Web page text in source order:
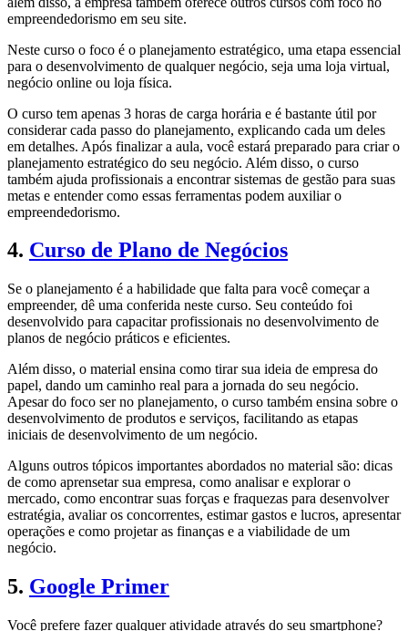
empreendedorismo em seu site.
Neste curso o foco é o planejamento estratégico, uma etapa essencial
para o desenvolvimento de qualquer negócio, seja uma loja virtual,
negócio online ou loja física.
O curso tem apenas 3 horas de carga horária e é bastante útil por
considerar cada passo do planejamento, explicando cada um deles
em detalhes. Após finalizar a aula, você estará preparado para criar o
planejamento estratégico do seu negócio. Além disso, o curso
também ajuda profissionais a encontrar sistemas de gestão para suas
metas e entender como essas ferramentas podem auxiliar o
empreendedorismo.
4. Curso de Plano de Negócios
Se o planejamento é a habilidade que falta para você começar a
empreender, dê uma conferida neste curso. Seu conteúdo foi
desenvolvido para capacitar profissionais no desenvolvimento de
planos de negócio práticos e eficientes.
Além disso, o material ensina como tirar sua ideia de empresa do
papel, dando um caminho real para a jornada do seu negócio.
Apesar do foco ser no planejamento, o curso também ensina sobre o
desenvolvimento de produtos e serviços, facilitando as etapas
iniciais de desenvolvimento de um negócio.
Alguns outros tópicos importantes abordados no material são: dicas
de como aprensetar sua empresa, como analisar e explorar o
mercado, como encontrar suas forças e fraquezas para desenvolver
estratégia, avaliar os concorrentes, estimar gastos e lucros, apresentar
operações e como projetar as finanças e a viabilidade de um
negócio.
5. Google Primer
Você prefere fazer qualquer atividade através do seu smartphone?